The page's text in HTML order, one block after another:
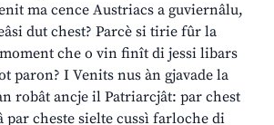
ma cence Austriacs a guviernâlu,
dut chest? Parcè si tirie fûr la
che o vin finît di jessi libars
paron? I Venits nus àn gjavade la
robât ancje il Patriarcjât: par chest
cheste sielte cussì farloche di